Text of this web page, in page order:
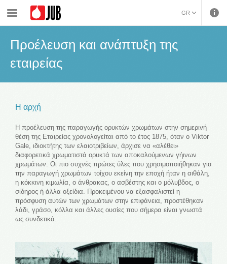
GR
Εταιρεία › Προέλευση και ανάπτυξη της εταιρείας
Προέλευση και ανάπτυξη της
εταιρείας
Η αρχή
Η προέλευση της παραγωγής ορυκτών χρωμάτων στην σημερινή
θέση της Εταιρείας χρονολογείται από το έτος 1875, όταν ο Viktor
Gale, ιδιοκτήτης των ελαιοτριβείων, άρχισε να «αλέθει»
διαφορετικά χρωματιστά ορυκτά των αποκαλούμενων γήινων
χρωμάτων. Οι πιο συχνές πρώτες ύλες που χρησιμοποιήθηκαν για
την παραγωγή χρωμάτων τοίχου εκείνη την εποχή ήταν η αιθάλη,
η κόκκινη κιμωλία, ο άνθρακας, ο ασβέστης και ο μόλυβδος, ο
σίδηρος ή άλλα οξείδια. Προκειμένου να εξασφαλιστεί η
πρόσφυση αυτών των χρωμάτων στην επιφάνεια, προστέθηκαν
λάδι, γράσο, κόλλα και άλλες ουσίες που σήμερα είναι γνωστά
ως συνδετικά.